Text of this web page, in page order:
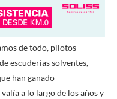
de todo, pilotos
escuderías solventes,
han ganado
a lo largo de los años y